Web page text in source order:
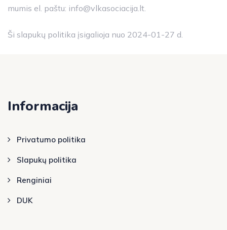
mumis el. paštu: info@vlkasociacija.lt.
Ši slapukų politika įsigalioja nuo 2024-01-27 d.
Informacija
Privatumo politika
Slapukų politika
Renginiai
DUK